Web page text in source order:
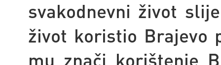
svakodnevni život
život koristio Brajevo
mu znači korištenje